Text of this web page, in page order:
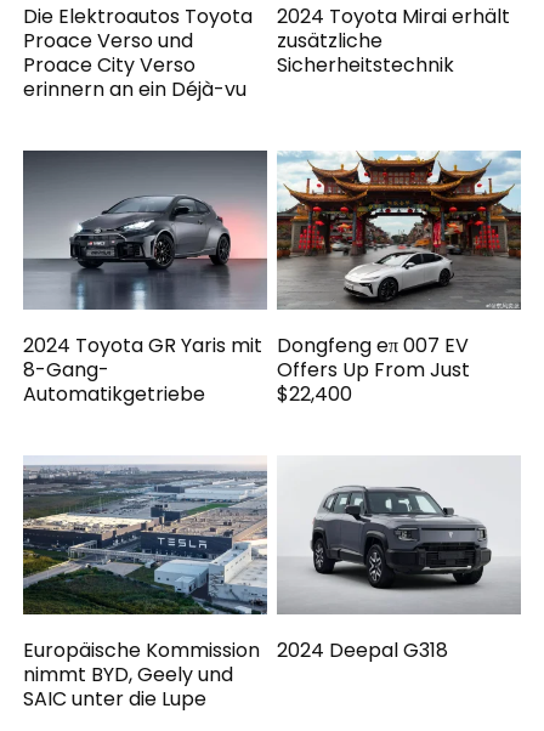
Die Elektroautos Toyota
Proace Verso und
Proace City Verso
erinnern an ein Déjà-vu
2024 Toyota Mirai erhält
zusätzliche
Sicherheitstechnik
2024 Toyota GR Yaris mit
8-Gang-
Automatikgetriebe
Dongfeng eπ 007 EV
Offers Up From Just
$22,400
Europäische Kommission
nimmt BYD, Geely und
SAIC unter die Lupe
2024 Deepal G318